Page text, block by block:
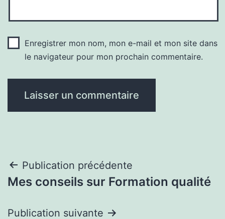
Enregistrer mon nom, mon e-mail et mon site dans
le navigateur pour mon prochain commentaire.
Navigation
de
l’article
Publication précédente
Mes conseils sur Formation qualité
Publication suivante